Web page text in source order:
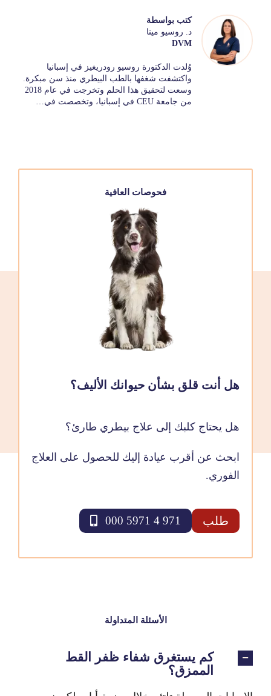
كتب بواسطة
د. روسيو مينا
DVM
وُلدت الدكتورة روسيو رودريغيز في إسبانيا
واكتشفت شغفها بالطب البيطري منذ سن مبكرة.
وسعت لتحقيق هذا الحلم وتخرجت في عام 2018
من جامعة CEU في إسبانيا، وتخصصت في…
فحوصات العافية
هل أنت قلق بشأن حيوانك الأليف؟
هل يحتاج كلبك إلى علاج بيطري طارئ؟
ابحث عن أقرب عيادة إليك للحصول على العلاج
الفوري.
طلب 971 4 5971 000
الأسئلة المتداولة
كم يستغرق شفاء ظفر القط
الممزق؟